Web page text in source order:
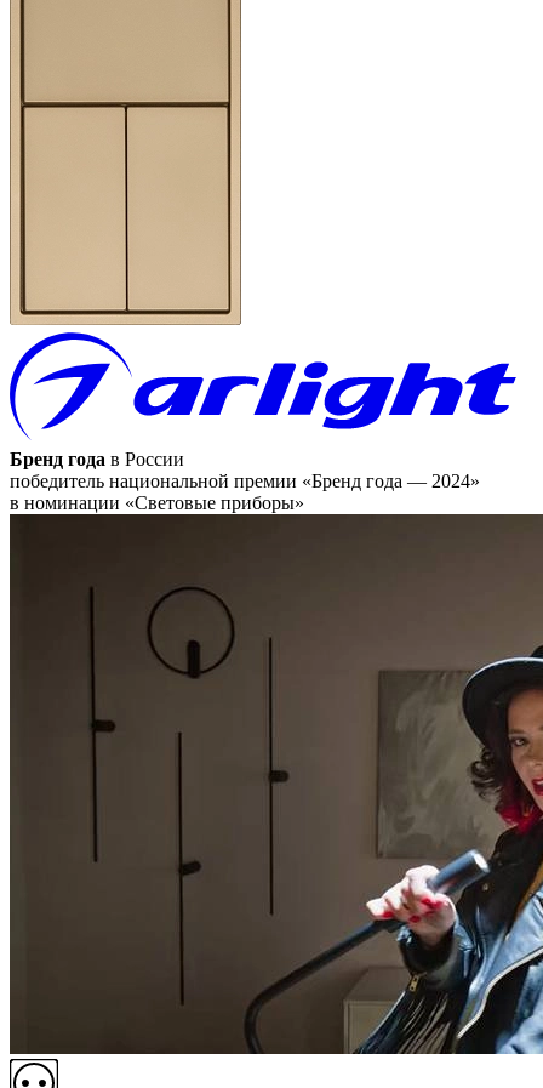
Бренд года в России
победитель национальной премии «Бренд года — 2024»
в номинации «Световые приборы»